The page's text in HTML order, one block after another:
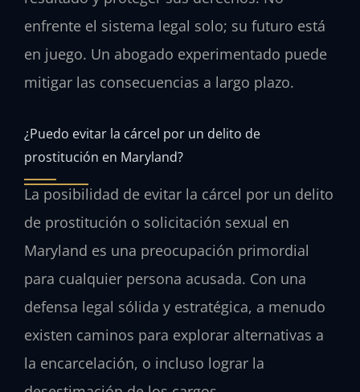
enfrente el sistema legal solo; su futuro está
en juego. Un abogado experimentado puede
mitigar las consecuencias a largo plazo.
¿Puedo evitar la cárcel por un delito de
prostitución en Maryland?
La posibilidad de evitar la cárcel por un delito
de prostitución o solicitación sexual en
Maryland es una preocupación primordial
para cualquier persona acusada. Con una
defensa legal sólida y estratégica, a menudo
existen caminos para explorar alternativas a
la encarcelación, o incluso lograr la